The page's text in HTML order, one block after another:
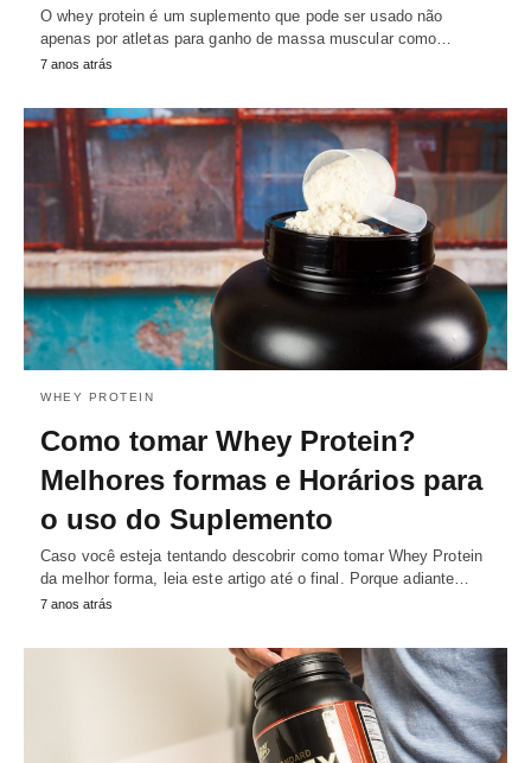
O whey protein é um suplemento que pode ser usado não
apenas por atletas para ganho de massa muscular como…
7 anos atrás
WHEY PROTEIN
Como tomar Whey Protein?
Melhores formas e Horários para
o uso do Suplemento
Caso você esteja tentando descobrir como tomar Whey Protein
da melhor forma, leia este artigo até o final. Porque adiante…
7 anos atrás